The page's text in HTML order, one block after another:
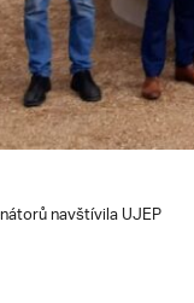
navštívila UJEP